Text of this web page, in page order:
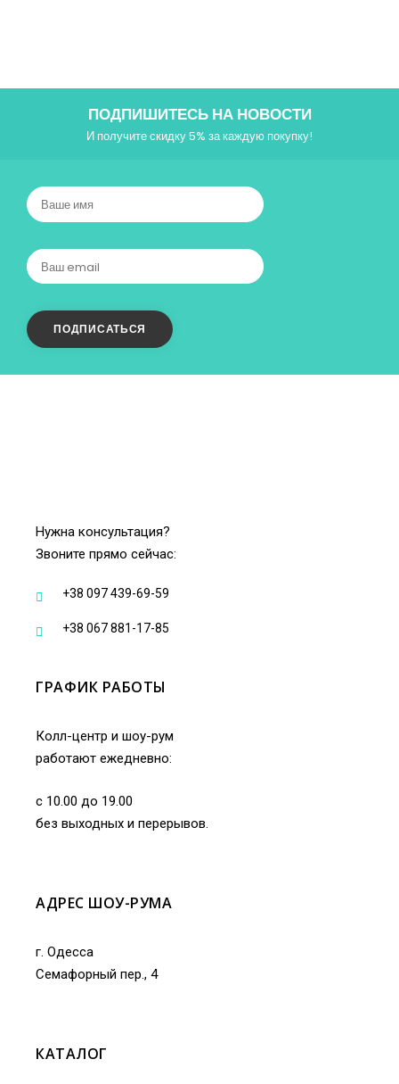
ПОДПИШИТЕСЬ НА НОВОСТИ
И получите скидку 5% за каждую покупку!
Нужна консультация?
Звоните прямо сейчас:
+38 097 439-69-59
+38 067 881-17-85
ГРАФИК РАБОТЫ
Колл-центр и шоу-рум
работают ежедневно:
с 10.00 до 19.00
без выходных и перерывов.
АДРЕС ШОУ-РУМА
г. Одесса
Семафорный пер., 4
КАТАЛОГ